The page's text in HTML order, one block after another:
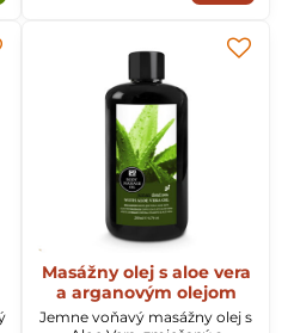
Masážny olej s aloe vera
a arganovým olejom
Jemne voňavý masážny olej s